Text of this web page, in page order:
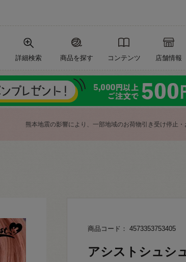
詳細検索 商品を探す コンテンツ 店舗情報
熊本地震の影響により、一部地域のお荷物引き受け停止
商品コード： 4573353753405
アシストシュシ